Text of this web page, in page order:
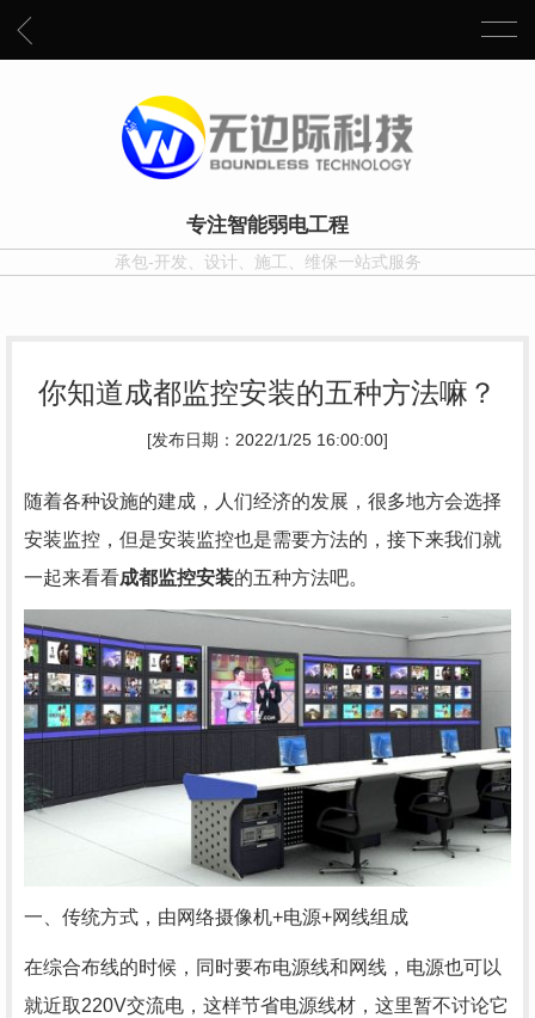
专注智能弱电工程
承包-开发、设计、施工、维保一站式服务
你知道成都监控安装的五种方法嘛？
[发布日期：2022/1/25 16:00:00]
随着各种设施的建成，人们经济的发展，很多地方会选择
安装监控，但是安装监控也是需要方法的，接下来我们就
一起来看看成都监控安装的五种方法吧。
一、传统方式，由网络摄像机+电源+网线组成
在综合布线的时候，同时要布电源线和网线，电源也可以
就近取220V交流电，这样节省电源线材，这里暂不讨论它